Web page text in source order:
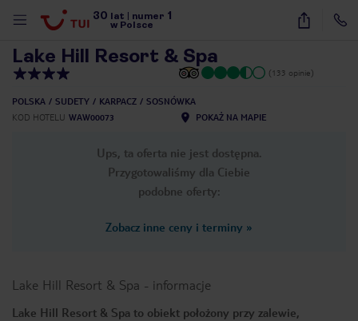
30 lat numer 1
w Polsce
24
Lake Hill Resort & Spa
(133 opinie)
POLSKA SUDETY KARPACZ
SOSNÓWKA
KOD HOTELU WAW00073 POKAŻ NA MAPIE
Ups, ta oferta nie jest dostępna.
Przygotowaliśmy dla Ciebie
podobne oferty:
Zobacz inne ceny i terminy »
Lake Hill Resort & Spa - informacje
Lake Hill Resort & Spa to obiekt położony przy zalewie,